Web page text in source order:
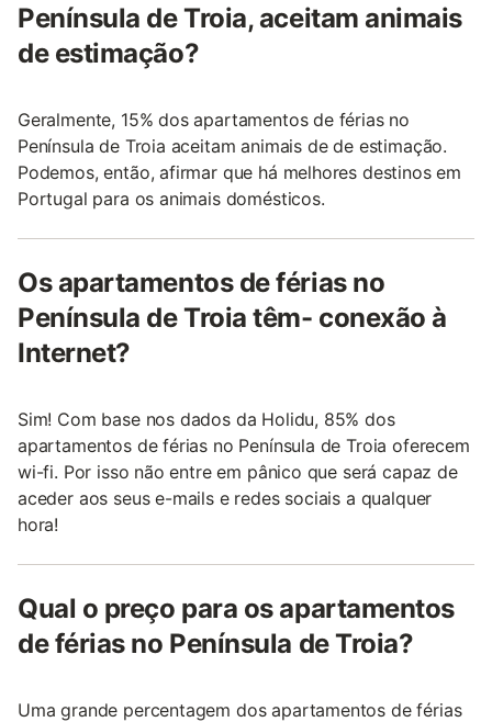
Península de Troia, aceitam animais
de estimação?
Geralmente, 15% dos apartamentos de férias no
Península de Troia aceitam animais de de estimação.
Podemos, então, afirmar que há melhores destinos em
Portugal para os animais domésticos.
Os apartamentos de férias no
Península de Troia têm- conexão à
Internet?
Sim! Com base nos dados da Holidu, 85% dos
apartamentos de férias no Península de Troia oferecem
wi-fi. Por isso não entre em pânico que será capaz de
aceder aos seus e-mails e redes sociais a qualquer
hora!
Qual o preço para os apartamentos
de férias no Península de Troia?
Uma grande percentagem dos apartamentos de férias